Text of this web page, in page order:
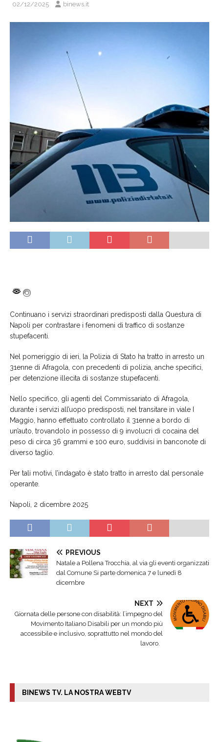
02/12/2025 binews.it
Continuano i servizi straordinari predisposti dalla Questura di
Napoli per contrastare i fenomeni di traffico di sostanze
stupefacenti.
Nel pomeriggio di ieri, la Polizia di Stato ha tratto in arresto un
31enne di Afragola, con precedenti di polizia, anche specifici,
per detenzione illecita di sostanze stupefacenti.
Nello specifico, gli agenti del Commissariato di Afragola,
durante i servizi all’uopo predisposti, nel transitare in viale I
Maggio, hanno effettuato controllato il 31enne a bordo di
un’auto, trovandolo in possesso di 9 involucri di cocaina del
peso di circa 36 grammi e 100 euro, suddivisi in banconote di
diverso taglio.
Per tali motivi, l’indagato è stato tratto in arresto dal personale
operante.
Napoli, 2 dicembre 2025
PREVIOUS
Natale a Pollena Trocchia, al via gli eventi organizzati
dal Comune Si parte domenica 7 e lunedì 8
dicembre
NEXT
Giornata delle persone con disabilità: l’impegno del
Movimento Italiano Disabili per un mondo più
accessibile e inclusivo, soprattutto nel mondo del
lavoro.
BINEWS TV. LA NOSTRA WEBTV